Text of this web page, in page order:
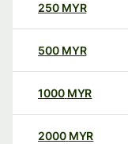
250 MYR
500 MYR
1000 MYR
2000 MYR